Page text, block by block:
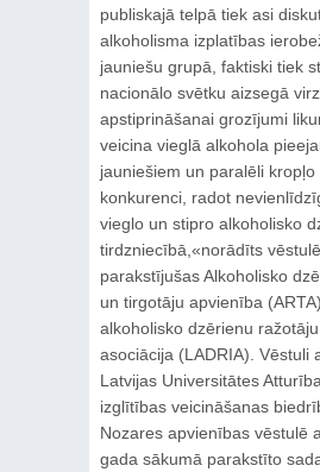
publiskajā telpā tiek asi
alkoholisma izplatības
jauniešu grupā, faktiski tiek
nacionālo svētku aizsegā
apstiprināšanai grozījumi
veicina vieglā alkohola
jauniešiem un paralēli kropļo
konkurenci, radot
vieglo un stipro alkoholisko
tirdzniecībā,«norādīts
parakstījušas Alkoholisko
un tirgotāju apvienība
alkoholisko dzērienu
asociācija (LADRIA). Vēstuli
Latvijas Universitātes
izglītības veicināšanas
Nozares apvienības vēstulē
gada sākumā parakstīto